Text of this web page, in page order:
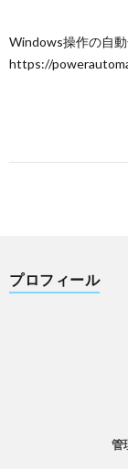
Windows操作の自
https://
プロフィール
管